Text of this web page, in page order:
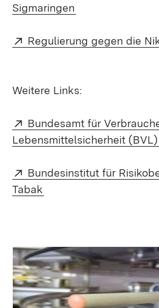
Sigmaringen
Extern:
Regulierung gegen die
Weitere Links:
Extern:
Bundesamt für
Lebensmittelsicherheit
Extern:
Bundesinstitut für
Tabak